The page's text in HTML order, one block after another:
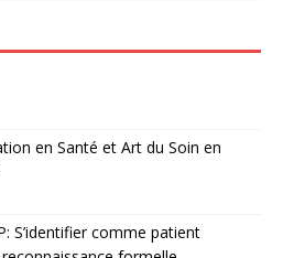
en Santé et Art du Soin en
S’identifier comme patient